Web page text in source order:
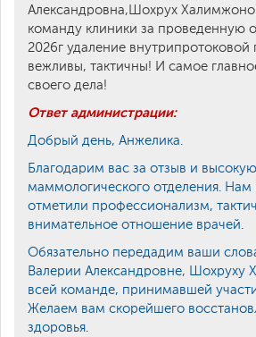
Александровна,Шохрух
команду клиники за проведенную
2026г удаление
вежливы, тактичны! И самое
своего дела!
Ответ администрации:
Добрый день, Анжелика.
Благодарим вас за отзыв и
маммологического отделения. Нам
отметили профессионализм,
внимательное отношение врачей.
Обязательно передадим ваши
Валерии Александровне, Шохруху
всей команде, принимавшей
Желаем вам скорейшего
здоровья.